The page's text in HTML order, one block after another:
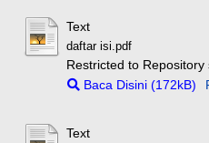
Text
daftar isi.pdf
Restricted to Repository
Baca Disini (172kB)
Text